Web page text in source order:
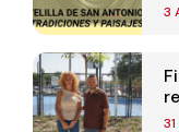
3